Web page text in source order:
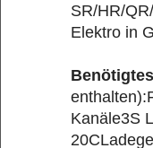
SR/HR/
Elektro in
Kanäle3S